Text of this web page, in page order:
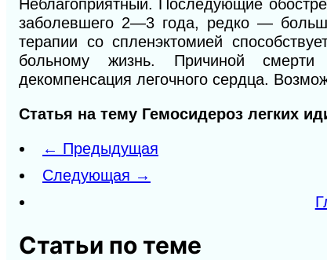
Неблагоприятный. Последующие
заболевшего 2—3 года, редко —
терапии со спленэктомией
больному жизнь. Причиной смерти
декомпенсация легочного сердца.
Статья на тему Гемосидероз легких
← Предыдущая
Следующая →
Статьи по теме